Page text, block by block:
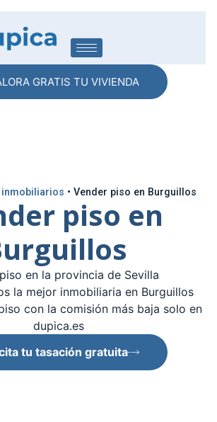
GRATIS TU VIVIENDA
• Vender piso en Burguillos
piso en
en la provincia de Sevilla
la mejor inmobiliaria en Burguillos
con la comisión más baja solo en
dupica.es
tu tasación gratuita